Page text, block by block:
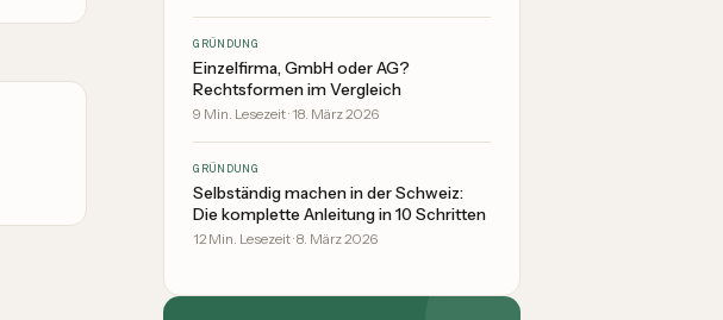
GRÜNDUNG
Einzelfirma, GmbH oder AG?
Rechtsformen im Vergleich
9 Min. Lesezeit· 18. März 2026
GRÜNDUNG
Selbständig machen in der Schweiz:
Die komplette Anleitung in 10 Schritten
12 Min. Lesezeit·8. März 2026